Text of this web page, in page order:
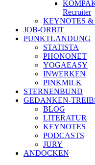
Recruiter
KEYNOTES &
JOB-ORBIT
PUNKTLANDUNG
STATISTA
PHONONET
YOGAEASY
INWERKEN
PINKMILK
STERNENBUND
GEDANKEN-
BLOG
LITERATUR
KEYNOTES
PODCASTS
JURY
ANDOCKEN